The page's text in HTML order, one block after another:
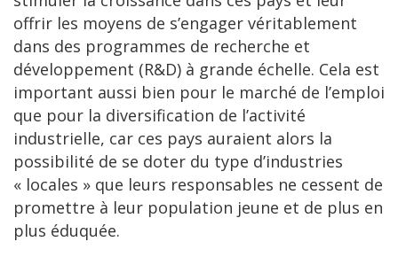
offrir les moyens de s’engager véritablement
dans des programmes de recherche et
développement (R&D) à grande échelle. Cela est
important aussi bien pour le marché de l’emploi
que pour la diversification de l’activité
industrielle, car ces pays auraient alors la
possibilité de se doter du type d’industries
« locales » que leurs responsables ne cessent de
promettre à leur population jeune et de plus en
plus éduquée.